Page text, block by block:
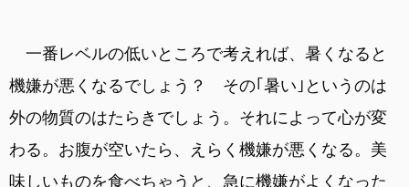
一番レベルの低いところで考えれば、暑くなると
機嫌が悪くなるでしょう？ その｢暑い｣というのは
外の物質のはたらきでしょう。それによって心が変
わる。お腹が空いたら、えらく機嫌が悪くなる。美
味しいものを食べちゃうと、急に機嫌がよくなった